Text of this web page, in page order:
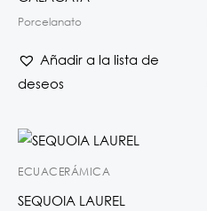
Porcelanato
Añadir a la lista de
deseos
ECUACERÁMICA
SEQUOIA LAUREL